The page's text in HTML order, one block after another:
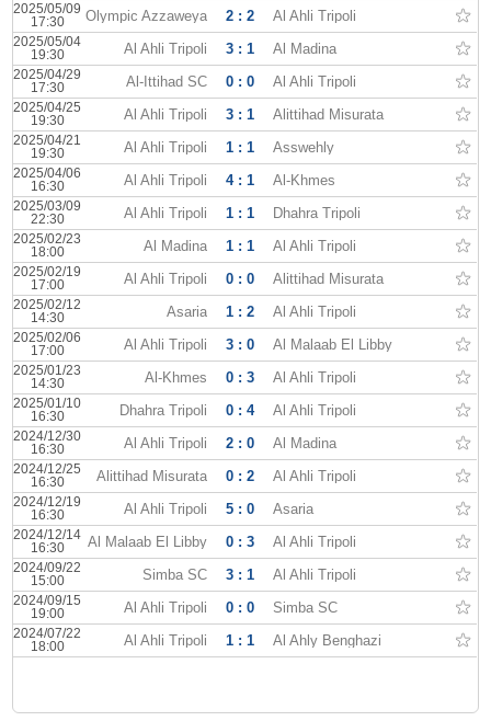
2025/05/09
17:30
Olympic Azzaweya 2 : 2 Al Ahli Tripoli
2025/05/04
19:30
Al Ahli Tripoli 3 : 1 Al Madina
2025/04/29
17:30
Al-Ittihad SC 0 : 0 Al Ahli Tripoli
2025/04/25
19:30
Al Ahli Tripoli 3 : 1 Alittihad Misurata
2025/04/21
19:30
Al Ahli Tripoli 1 : 1 Asswehly
2025/04/06
16:30
Al Ahli Tripoli 4 : 1 Al-Khmes
2025/03/09
22:30
Al Ahli Tripoli 1 : 1 Dhahra Tripoli
2025/02/23
18:00
Al Madina 1 : 1 Al Ahli Tripoli
2025/02/19
17:00
Al Ahli Tripoli 0 : 0 Alittihad Misurata
2025/02/12
14:30
Asaria 1 : 2 Al Ahli Tripoli
2025/02/06
17:00
Al Ahli Tripoli 3 : 0 Al Malaab El Libby
2025/01/23
14:30
Al-Khmes 0 : 3 Al Ahli Tripoli
2025/01/10
16:30
Dhahra Tripoli 0 : 4 Al Ahli Tripoli
2024/12/30
16:30
Al Ahli Tripoli 2 : 0 Al Madina
2024/12/25
16:30
Alittihad Misurata 0 : 2 Al Ahli Tripoli
2024/12/19
16:30
Al Ahli Tripoli 5 : 0 Asaria
2024/12/14
16:30
Al Malaab El Libby 0 : 3 Al Ahli Tripoli
2024/09/22
15:00
Simba SC 3 : 1 Al Ahli Tripoli
2024/09/15
19:00
Al Ahli Tripoli 0 : 0 Simba SC
2024/07/22
18:00
Al Ahli Tripoli 1 : 1 Al Ahly Benghazi